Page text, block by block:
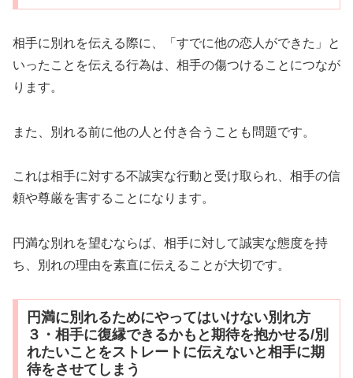
相手に別れを伝える際に、「すでに他の恋人ができた」と
いったことを伝える行為は、相手の傷つけることにつなが
ります。
また、別れる前に他の人と付き合うことも問題です。
これは相手に対する不誠実な行動と受け取られ、相手の信
頼や尊厳を害することになります。
円満な別れを望むならば、相手に対して誠実な態度を持
ち、別れの理由を素直に伝えることが大切です。
円満に別れるためにやってはいけない別れ方
３・相手に復縁できるかもと期待を抱かせる/別
れたいことをストレートに伝えないと相手に期
待をさせてしまう